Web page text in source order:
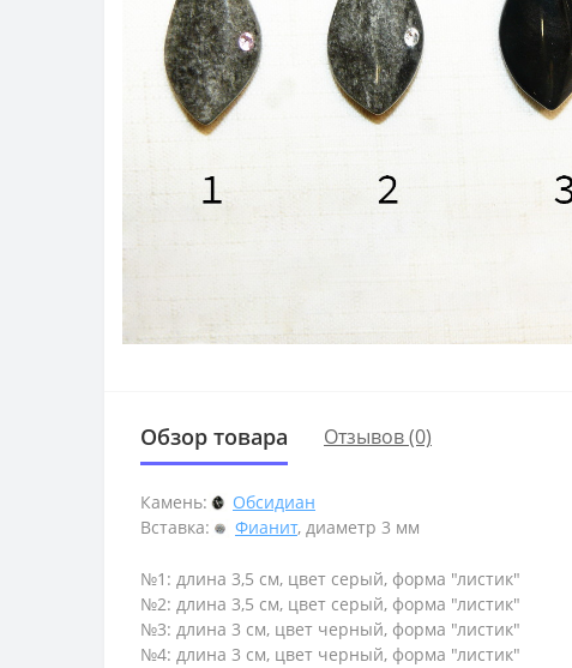
Обзор товара Отзывов (0)
Камень:
Обсидиан
Вставка:
Фианит, диаметр 3 мм
№1: длина 3,5 см, цвет серый, форма "листик"
№2: длина 3,5 см, цвет серый, форма "листик"
№3: длина 3 см, цвет черный, форма "листик"
№4: длина 3 см, цвет черный, форма "листик"